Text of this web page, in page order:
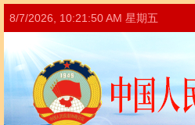
8/7/2026, 10:21:50 AM 星期五